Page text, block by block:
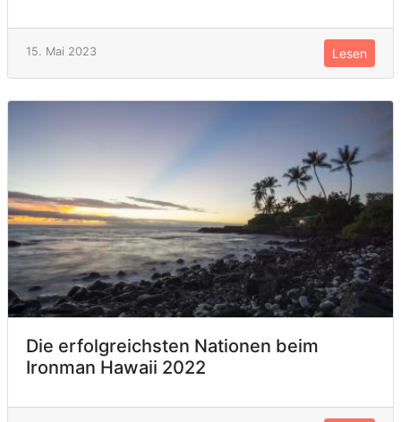
15. Mai 2023 Lesen
Die erfolgreichsten Nationen beim
Ironman Hawaii 2022